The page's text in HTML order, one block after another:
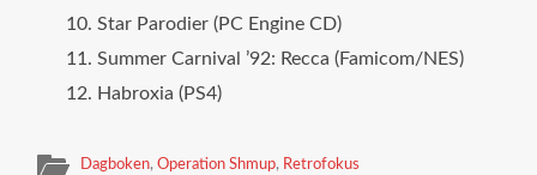
Star Parodier (PC Engine CD)
Summer Carnival ’92: Recca (Famicom/NES)
Habroxia (PS4)
Dagboken,Operation Shmup, Retrofokus